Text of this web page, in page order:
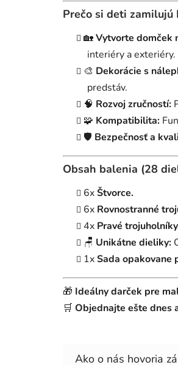
Prečo si deti zamilujú
🏡Vytvorte domček
interiéry a exteriéry.
🎨 Dekorácie s
predstáv.
🧠 Rozvoj zručností:
🧩 Kompatibilita:
🛡️ Bezpečnosť a
Obsah balenia (28
6xŠtvorce.
6x Rovnostranné
4x Pravé
🪑 Unikátne dieliky:
1xSada opakovane
🎁 Ideálny darček pre
🛒 Objednajte ešte dnes